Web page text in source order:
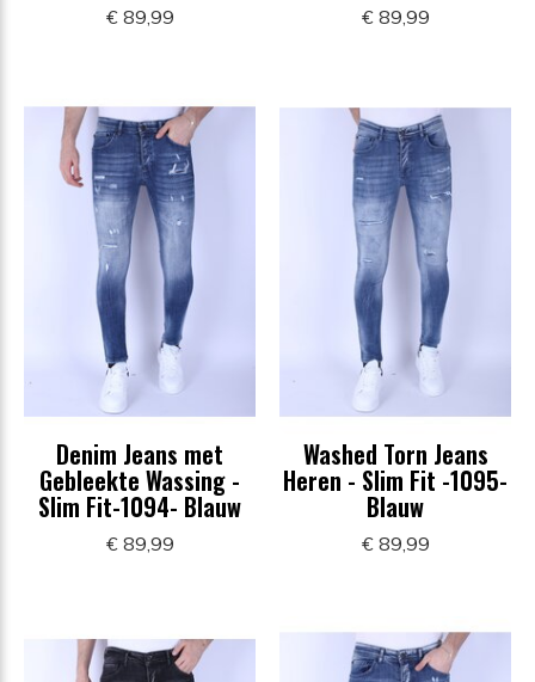
€ 89,99 € 89,99
Denim Jeans met
Gebleekte Wassing -
Slim Fit-1094- Blauw
€ 89,99
Washed Torn Jeans
Heren - Slim Fit -1095-
Blauw
€ 89,99